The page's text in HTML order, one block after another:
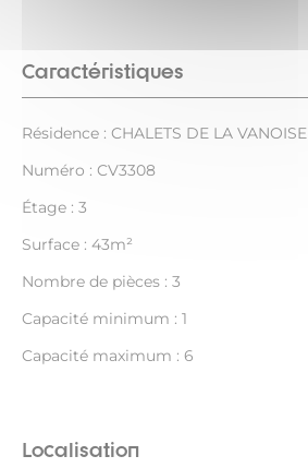
Caractéristiques
Résidence : CHALETS DE LA VANOISE
Numéro : CV3308
Étage : 3
Surface : 43m²
Nombre de pièces : 3
Capacité minimum : 1
Capacité maximum : 6
Localisation